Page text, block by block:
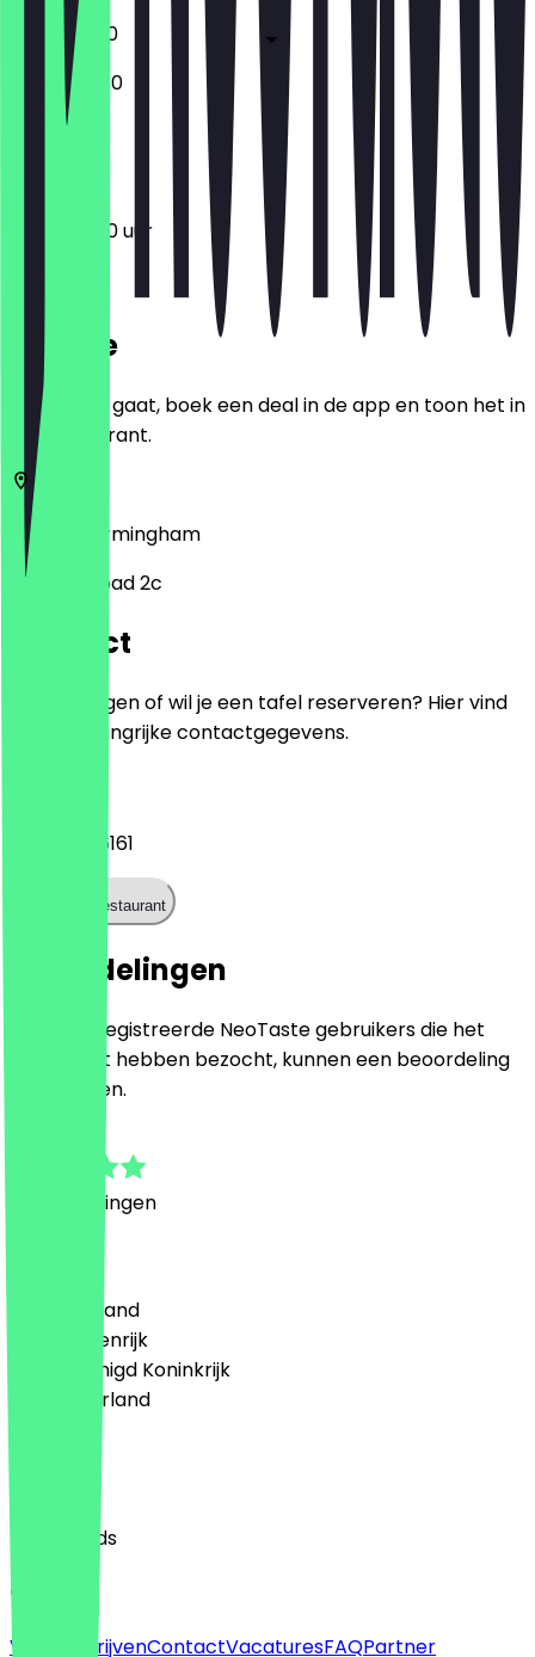
14:30 - 19:30
13:00 - 20:30
Gesloten
12:00 - 19:00 uur
Locatie
Voordat je gaat, boek een deal in de app en toon het in
het restaurant.
B30 2ET
Birmingham
Midland Road 2c
Contact
Heb je vragen of wil je een tafel reserveren? Hier vind
je alle belangrijke contactgegevens.
07403 006161
Bel het restaurant
Beoordelingen
Alleen geregistreerde NeoTaste gebruikers die het
restaurant hebben bezocht, kunnen een beoordeling
achterlaten.
Beoordelingen
🇩🇪 Duitsland
🇦🇹 Oostenrijk
🇬🇧 Verenigd Koninkrijk
🇳🇱 Nederland
Nederlands
Over
Voor bedrijvenContactVacaturesFAQPartner